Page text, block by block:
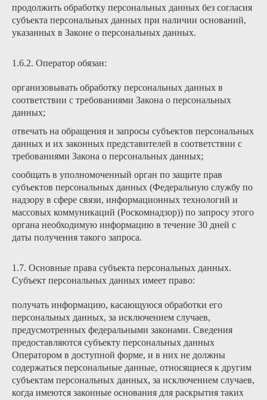
продолжить обработку персональных данных без согласия
субъекта персональных данных при наличии оснований,
указанных в Законе о персональных данных.
1.6.2. Оператор обязан:
организовывать обработку персональных данных в
соответствии с требованиями Закона о персональных
данных;
отвечать на обращения и запросы субъектов персональных
данных и их законных представителей в соответствии с
требованиями Закона о персональных данных;
сообщать в уполномоченный орган по защите прав
субъектов персональных данных (Федеральную службу по
надзору в сфере связи, информационных технологий и
массовых коммуникаций (Роскомнадзор)) по запросу этого
органа необходимую информацию в течение 30 дней с
даты получения такого запроса.
1.7. Основные права субъекта персональных данных.
Субъект персональных данных имеет право:
получать информацию, касающуюся обработки его
персональных данных, за исключением случаев,
предусмотренных федеральными законами. Сведения
предоставляются субъекту персональных данных
Оператором в доступной форме, и в них не должны
содержаться персональные данные, относящиеся к другим
субъектам персональных данных, за исключением случаев,
когда имеются законные основания для раскрытия таких